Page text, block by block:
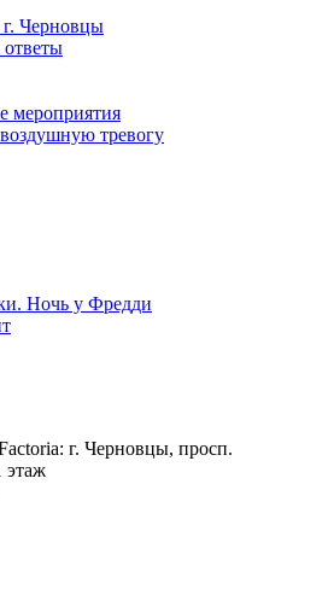
Черновцы
мероприятия
тревогу
Ночь у Фредди
г. Черновцы, просп.
этаж